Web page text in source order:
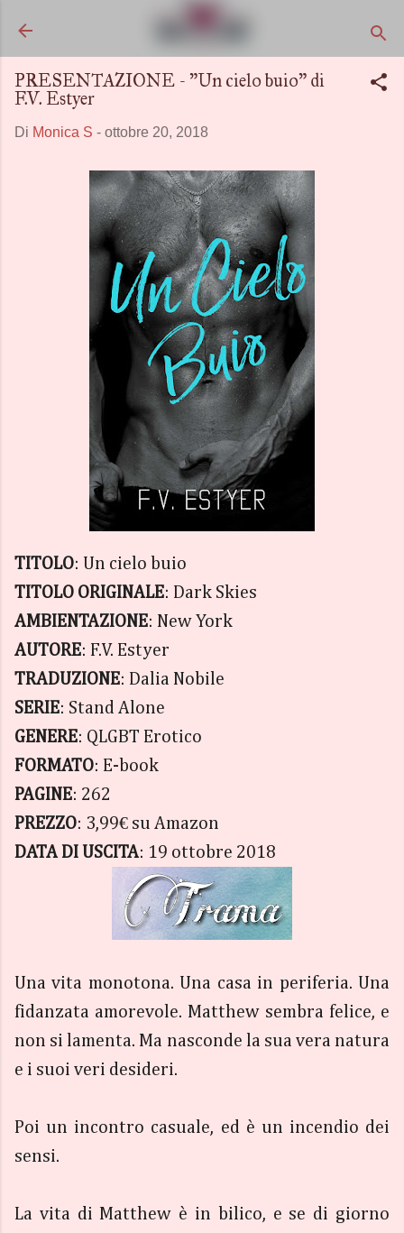
PRESENTAZIONE - "Un cielo buio" di
F.V. Estyer
Di Monica S - ottobre 20, 2018
TITOLO: Un cielo buio
TITOLO ORIGINALE: Dark Skies
AMBIENTAZIONE: New York
AUTORE: F.V. Estyer
TRADUZIONE: Dalia Nobile
SERIE: Stand Alone
GENERE: QLGBT Erotico
FORMATO: E-book
PAGINE: 262
PREZZO: 3,99€ su Amazon
DATA DI USCITA: 19 ottobre 2018
Una vita monotona. Una casa in periferia. Una
fidanzata amorevole. Matthew sembra felice, e
non si lamenta. Ma nasconde la sua vera natura
e i suoi veri desideri.
Poi un incontro casuale, ed è un incendio dei
sensi.
La vita di Matthew è in bilico, e se di giorno